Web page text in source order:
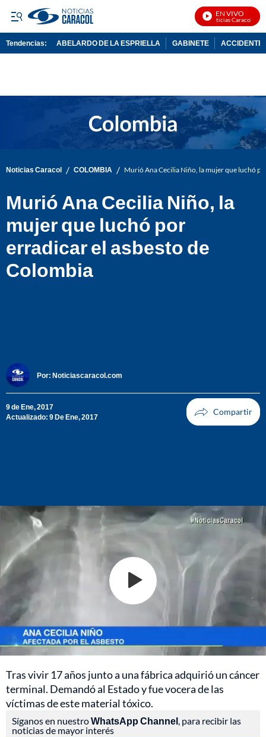
EN VIVO
Noticias Caracol En
Tendencias: ABELARDO DE LA ESPRIELLA GABINETE ACCIDENTE
Noticias Caracol / COLOMBIA / Murió Ana Cecilia Niño, la mujer que luchó
Murió Ana Cecilia Niño, la
mujer que luchó por
erradicar el asbesto de
Colombia
Por: Noticiascaracol.com
9 de Ene, 2017
Actualizado: 9 De Ene, 2017
Tras vivir 17 años junto a una fábrica adquirió un cáncer
terminal. Demandó al Estado y fue vocera de las
víctimas de este material tóxico.
Síganos en nuestroWhatsApp Channel , para recibir las
noticias de mayor interés